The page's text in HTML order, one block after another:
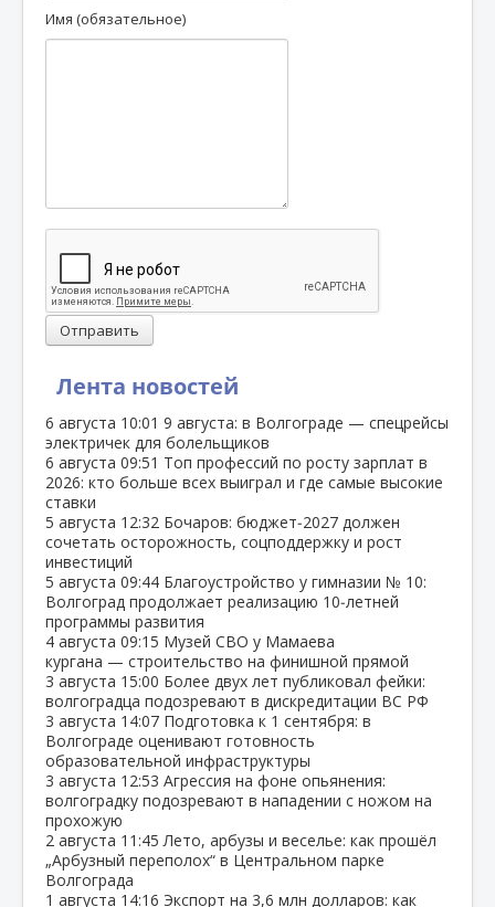
Лента новостей
6 августа 10:01 9 августа: в Волгограде — спецрейсы
электричек для болельщиков
6 августа 09:51 Топ профессий по росту зарплат в
2026: кто больше всех выиграл и где самые высокие
ставки
5 августа 12:32 Бочаров: бюджет‑2027 должен
сочетать осторожность, соцподдержку и рост
инвестиций
5 августа 09:44 Благоустройство у гимназии № 10:
Волгоград продолжает реализацию 10‑летней
программы развития
4 августа 09:15 Музей СВО у Мамаева
кургана — строительство на финишной прямой
3 августа 15:00 Более двух лет публиковал фейки:
волгоградца подозревают в дискредитации ВС РФ
3 августа 14:07 Подготовка к 1 сентября: в
Волгограде оценивают готовность
образовательной инфраструктуры
3 августа 12:53 Агрессия на фоне опьянения:
волгоградку подозревают в нападении с ножом на
прохожую
2 августа 11:45 Лето, арбузы и веселье: как прошёл
„Арбузный переполох“ в Центральном парке
Волгограда
1 августа 14:16 Экспорт на 3,6 млн долларов: как
Имя (обязательное)
Отправить